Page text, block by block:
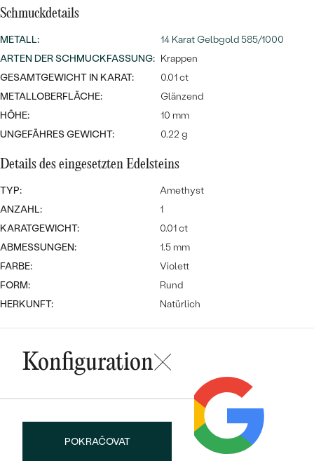
SILBER
Wave Kollektion
PERSONALISIERT
SYMBOLISCH
MINIMALISTISCH
NACH ANLASS
NACH DER FARBE
MASSGEFERTIGTER
Meistverkaufte
Ohrrinnge
ANSEHEN
Personalisierte
Halsketten
ANSEHEN
Meistverkaufte
Ringe
Schmuckdetails
METALL:
14 Karat Gelbgold 585/1000
ARTEN DER SCHMUCKFASSUNG: Krappen
GESAMTGEWICHT IN KARAT:
0.01 ct
METALLOBERFLÄCHE:
Glänzend
HÖHE:
10 mm
UNGEFÄHRES GEWICHT:
0.22 g
Details des eingesetzten Edelsteins
TYP:
Amethyst
ANZAHL:
1
KARATGEWICHT:
0.01 ct
ABMESSUNGEN:
1.5 mm
FARBE:
Violett
FORM:
Rund
HERKUNFT:
Natürlich
Konfiguration
POKRAČOVAT